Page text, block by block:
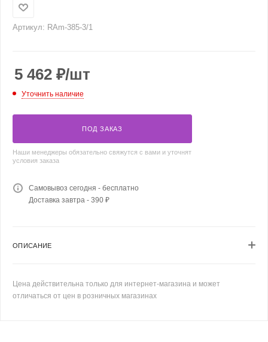
Артикул: RAm-385-3/1
5 462 ₽/шт
Уточнить наличие
ПОД ЗАКАЗ
Наши менеджеры обязательно свяжутся с вами и уточнят
условия заказа
Самовывоз сегодня - бесплатно
Доставка завтра - 390 ₽
ОПИСАНИЕ
Цена действительна только для интернет-магазина и может
отличаться от цен в розничных магазинах